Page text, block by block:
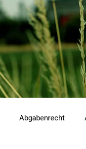
Abgabenrecht